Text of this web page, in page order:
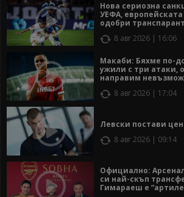
Нова сериозна
УЕФА,
одобри транспарант
8 авг 2026 | 16:06
Макаби: Бяхме по-
ужили с три атаки,
направим
8 авг 2026 | 17:04
Левски постави
8 авг 2026 | 09:14
Официално:
си най-скъп
Гимараеш е